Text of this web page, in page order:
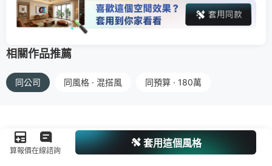
相關作品推薦
同公司 同風格 · 混搭風 同預算 · 180萬
算報價在線諮詢
套用這個風格